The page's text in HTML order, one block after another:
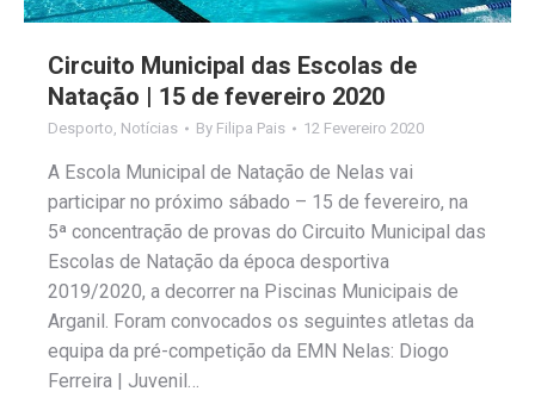
Circuito Municipal das Escolas de
Natação | 15 de fevereiro 2020
Desporto, Notícias By Filipa Pais 12 Fevereiro 2020
A Escola Municipal de Natação de Nelas vai
participar no próximo sábado – 15 de fevereiro, na
5ª concentração de provas do Circuito Municipal das
Escolas de Natação da época desportiva
2019/2020, a decorrer na Piscinas Municipais de
Arganil. Foram convocados os seguintes atletas da
equipa da pré-competição da EMN Nelas: Diogo
Ferreira | Juvenil…